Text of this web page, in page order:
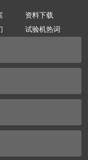
资料下载
试验机热词